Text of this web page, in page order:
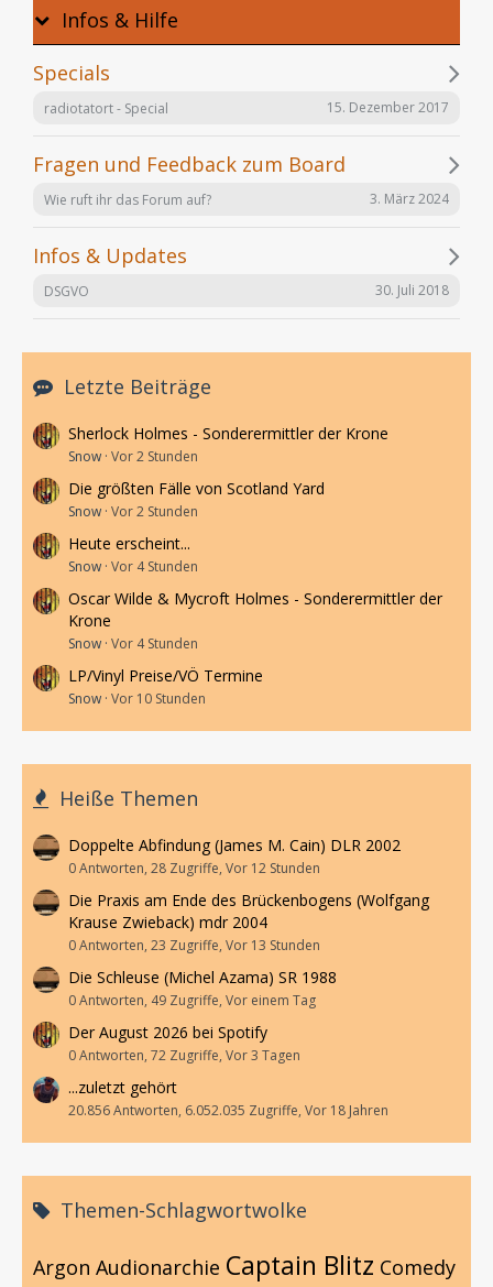
Infos & Hilfe
Specials
radiotatort - Special 15. Dezember 2017
Fragen und Feedback zum Board
Wie ruft ihr das Forum auf? 3. März 2024
Infos & Updates
DSGVO 30. Juli 2018
Letzte Beiträge
Sherlock Holmes - Sonderermittler der Krone
Snow Vor 2 Stunden
Die größten Fälle von Scotland Yard
Snow Vor 2 Stunden
Heute erscheint...
Snow Vor 4 Stunden
Oscar Wilde & Mycroft Holmes - Sonderermittler der
Krone
Snow Vor 4 Stunden
LP/Vinyl Preise/VÖ Termine
Snow Vor 10 Stunden
Heiße Themen
Doppelte Abfindung (James M. Cain) DLR 2002
0 Antworten, 28 Zugriffe, Vor 12 Stunden
Die Praxis am Ende des Brückenbogens (Wolfgang
Krause Zwieback) mdr 2004
0 Antworten, 23 Zugriffe, Vor 13 Stunden
Die Schleuse (Michel Azama) SR 1988
0 Antworten, 49 Zugriffe, Vor einem Tag
Der August 2026 bei Spotify
0 Antworten, 72 Zugriffe, Vor 3 Tagen
...zuletzt gehört
20.856 Antworten, 6.052.035 Zugriffe, Vor 18 Jahren
Themen-Schlagwortwolke
Argon Audionarchie Captain Blitz Comedy